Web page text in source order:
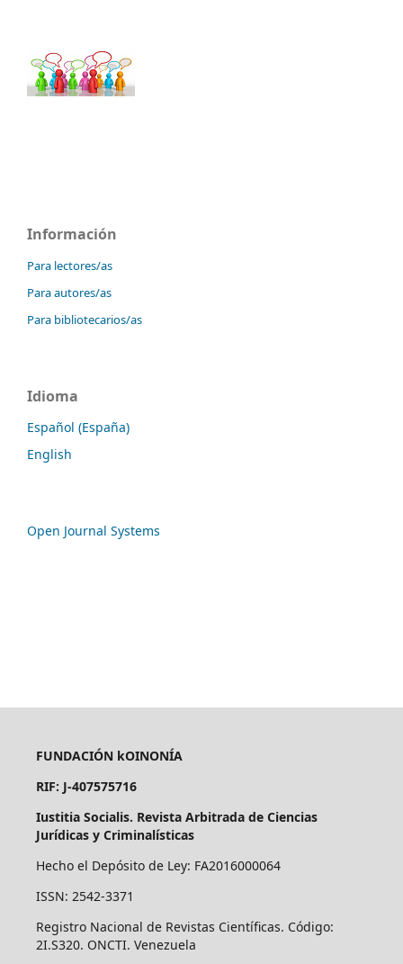
Información
Para lectores/as
Para autores/as
Para bibliotecarios/as
Idioma
Español (España)
English
Open Journal Systems
FUNDACIÓN kOINONÍA
RIF: J-407575716
Iustitia Socialis. Revista Arbitrada de Ciencias
Jurídicas y Criminalísticas
Hecho el Depósito de Ley: FA2016000064
ISSN: 2542-3371
Registro Nacional de Revistas Científicas. Código:
2I.S320. ONCTI. Venezuela